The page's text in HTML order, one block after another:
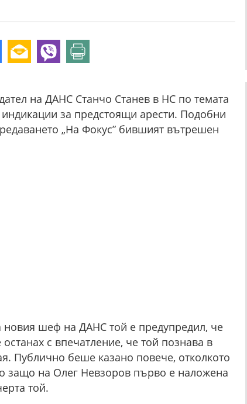
на ДАНС Станчо Станев в НС по темата
за предстоящи арести. Подобни
„На Фокус” бившият вътрешен
шеф на ДАНС той е предупредил, че
с впечатление, че той познава в
Публично беше казано повече, отколкото
защо на Олег Невзоров първо е наложена
той.